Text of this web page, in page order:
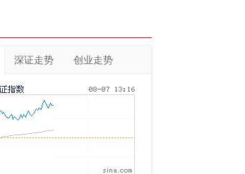
深证走势 创业走势